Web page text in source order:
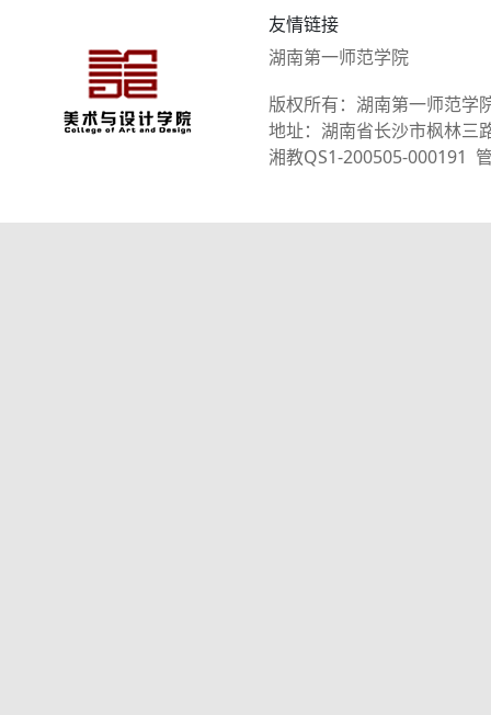
友情链接
湖南第一师范学院
版权所有：湖南第一师范学
地址：湖南省长沙市枫林
湘教QS1-200505-000191